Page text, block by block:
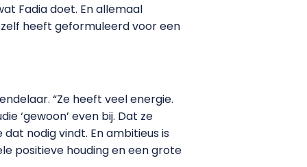
Fadia doet. En allemaal
heeft geformuleerd voor een
“Ze heeft veel energie.
‘gewoon’ even bij. Dat ze
nodig vindt. En ambitieus is
positieve houding en een grote